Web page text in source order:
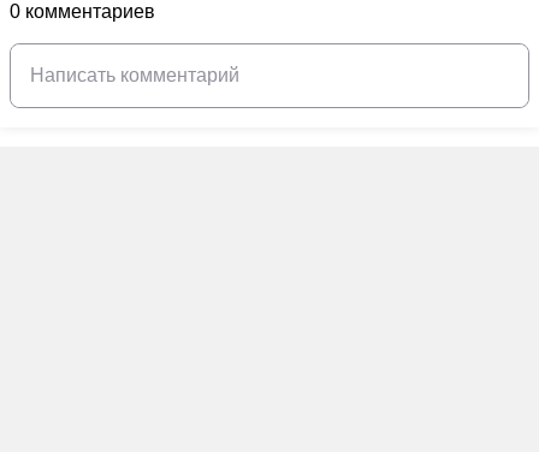
0 комментариев